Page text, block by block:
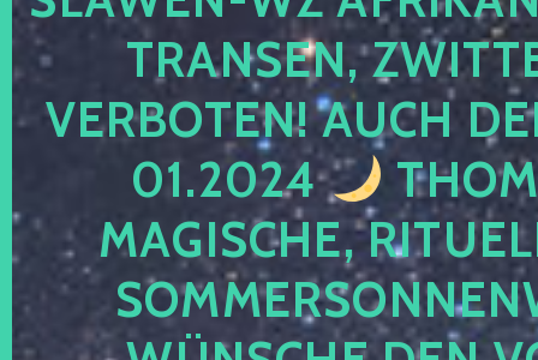
TRANSEN,
VERBOTEN! AUCH
01.2024
MAGISCHE,